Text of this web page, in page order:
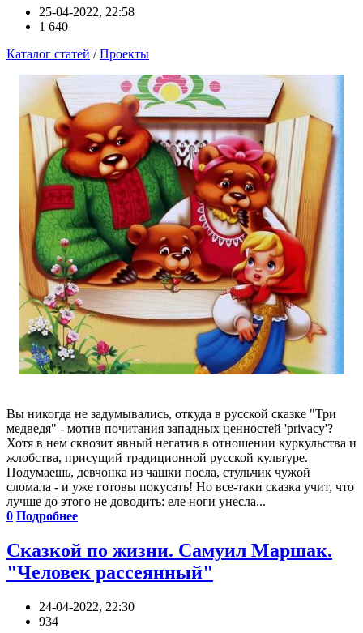
25-04-2022, 22:58
1 640
Каталог статей /Проекты
Вы никогда не задумывались, откуда в русской сказке "Три
медведя" - мотив почитания западных ценностей 'privacy'?
Хотя в нем сквозит явный негатив в отношении куркульства и
жлобства, присущий традиционной русской культуре.
Подумаешь, девчонка из чашки поела, стульчик чужой
сломала - и уже готовы покусать! Но все-таки сказка учит, что
лучше до этого не доводить: еле ноги унесла...
0 Подробнее
Сказкой по жизни. Самуил Маршак.
"Человек рассеянный"
24-04-2022, 22:30
934